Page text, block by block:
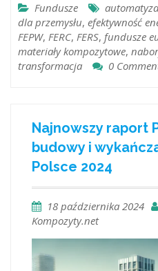
Fundusze
dla przemysłu, efektywność
FEPW, FERC, FERS, fundusze
materiały kompozytowe,
transformacja
0
Najnowszy raport
budowy i
Polsce 2024
18 października 2024
Kompozyty.net